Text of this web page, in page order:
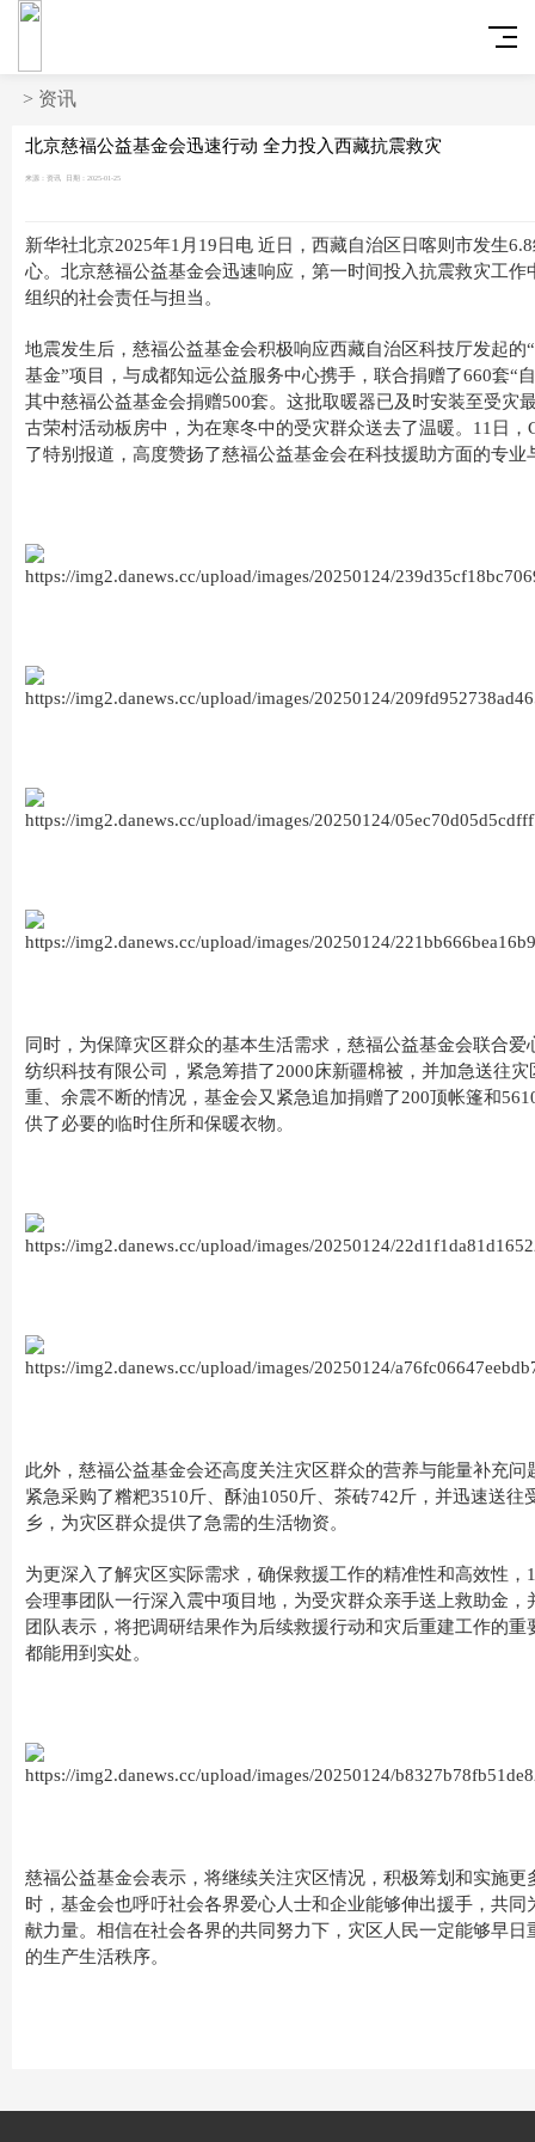
> 资讯
北京慈福公益基金会迅速行动 全力投入西藏抗震救灾
来源：资讯 日期：2025-01-25
新华社北京2025年1月19日电 近日，西藏自治区日喀则市发生
心。北京慈福公益基金会迅速响应，第一时间投入抗震救灾工作
组织的社会责任与担当。
地震发生后，慈福公益基金会积极响应西藏自治区科技厅发起的
基金”项目，与成都知远公益服务中心携手，联合捐赠了660套“
其中慈福公益基金会捐赠500套。这批取暖器已及时安装至受灾
古荣村活动板房中，为在寒冬中的受灾群众送去了温暖。11日，
了特别报道，高度赞扬了慈福公益基金会在科技援助方面的专业
同时，为保障灾区群众的基本生活需求，慈福公益基金会联合爱
纺织科技有限公司，紧急筹措了2000床新疆棉被，并加急送往
重、余震不断的情况，基金会又紧急追加捐赠了200顶帐篷和
供了必要的临时住所和保暖衣物。
此外，慈福公益基金会还高度关注灾区群众的营养与能量补充问
紧急采购了糌粑3510斤、酥油1050斤、茶砖742斤，并迅速送往
乡，为灾区群众提供了急需的生活物资。
为更深入了解灾区实际需求，确保救援工作的精准性和高效性，
会理事团队一行深入震中项目地，为受灾群众亲手送上救助金，
团队表示，将把调研结果作为后续救援行动和灾后重建工作的重
都能用到实处。
慈福公益基金会表示，将继续关注灾区情况，积极筹划和实施更
时，基金会也呼吁社会各界爱心人士和企业能够伸出援手，共同
献力量。相信在社会各界的共同努力下，灾区人民一定能够早日
的生产生活秩序。